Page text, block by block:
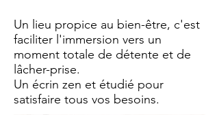
Un lieu propice au bien-être, c'est
faciliter l'immersion vers un
moment totale de détente et de
lâcher-prise.
Un écrin zen et étudié pour
satisfaire tous vos besoins.